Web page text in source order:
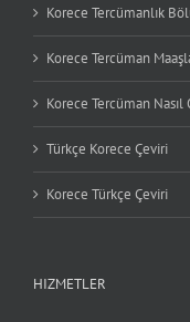
Korece Tercümanlık
Korece Tercüman
Korece Tercüman Nasıl
Türkçe Korece Çeviri
Korece Türkçe Çeviri
HIZMETLER